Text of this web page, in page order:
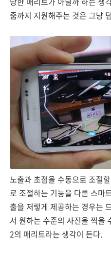
줌까지 지원해주는 것은 그냥
노출과 초점을 수동으로 조절
로 조절하는 기능을 다른 스마
출을 저렇게 제공하는 경우는
서 원하는 수준의 사진을 찍을
2의 매리트라는 생각이 든다.